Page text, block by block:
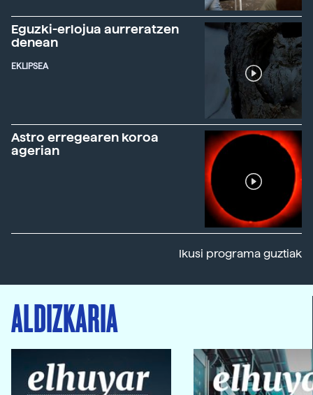
Eguzki-erlojua aurreratzen
denean
EKLIPSEA
Astro erregearen koroa
agerian
Ikusi programa guztiak
ALDIZKARIA